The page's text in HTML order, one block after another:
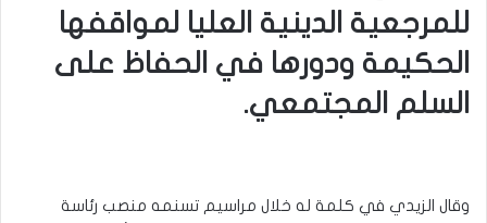
للمرجعية الدينية العليا لمواقفها
الحكيمة ودورها في الحفاظ على
السلم المجتمعي.
وقال الزيدي في كلمة له خلال مراسيم تسنمه منصب رئاسة